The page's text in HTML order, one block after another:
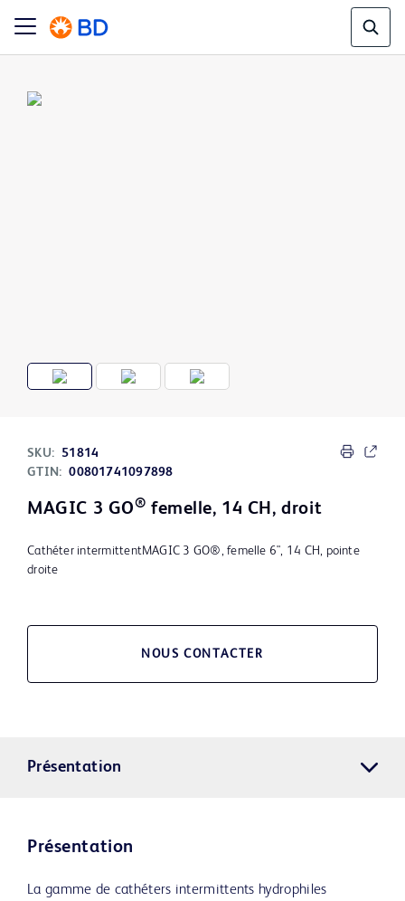
SKU:
51814
GTIN: 00801741097898
MAGIC 3 GO® femelle, 14 CH, droit
Cathéter intermittentMAGIC 3 GO®, femelle 6", 14 CH, pointe
droite
NOUS CONTACTER
Présentation
Présentation
La gamme de cathéters intermittents hydrophiles